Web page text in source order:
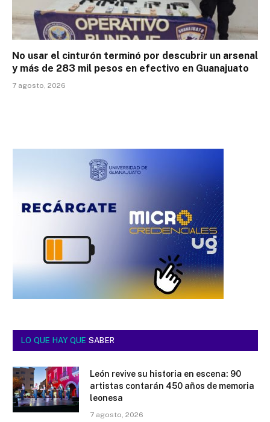
No usar el cinturón terminó por descubrir un arsenal
y más de 283 mil pesos en efectivo en Guanajuato
7 agosto, 2026
LO QUE HAY QUE SABER
León revive su historia en escena: 90
artistas contarán 450 años de memoria
leonesa
7 agosto, 2026